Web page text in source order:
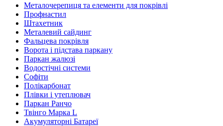
Металочерепиця та елементи для покрівлі
Профнастил
Штахетник
Металевий сайдинг
Фальцева покрівля
Ворота і підстава паркану
Паркан жалюзі
Водостічні системи
Софіти
Полікарбонат
Плівки і утеплювач
Паркан Ранчо
Твінго Марка L
Акумуляторні Батареї